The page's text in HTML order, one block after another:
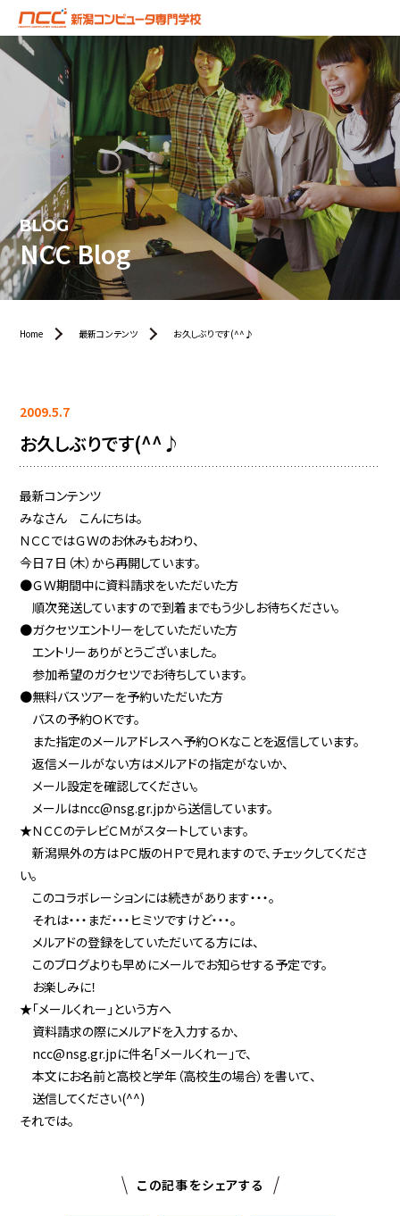
BLOG
NCC Blog
Home 最新コンテンツ お久しぶりです(^^♪
2009.5.7
お久しぶりです(^^♪
最新コンテンツ
みなさん こんにちは。
ＮＣＣではＧＷのお休みもおわり、
今日７日（木）から再開しています。
●ＧＷ期間中に資料請求をいただいた方
順次発送していますので到着までもう少しお待ちください。
●ガクセツエントリーをしていただいた方
エントリーありがとうございました。
参加希望のガクセツでお待ちしています。
●無料バスツアーを予約いただいた方
バスの予約ＯＫです。
また指定のメールアドレスへ予約ＯＫなことを返信しています。
返信メールがない方はメルアドの指定がないか、
メール設定を確認してください。
メールはncc@nsg.gr.jpから送信しています。
★ＮＣＣのテレビＣＭがスタートしています。
新潟県外の方はＰＣ版のＨＰで見れますので、チェックしてくださ
い。
このコラボレーションには続きがあります・・・。
それは・・・まだ・・・ヒミツですけど・・・。
メルアドの登録をしていただいてる方には、
このブログよりも早めにメールでお知らせする予定です。
お楽しみに！
★「メールくれー」という方へ
資料請求の際にメルアドを入力するか、
ncc@nsg.gr.jpに件名「メールくれー」で、
本文にお名前と高校と学年（高校生の場合）を書いて、
送信してください(^^)
それでは。
この記事をシェアする